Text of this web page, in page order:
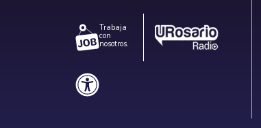
Trabaja
con
nosotros.